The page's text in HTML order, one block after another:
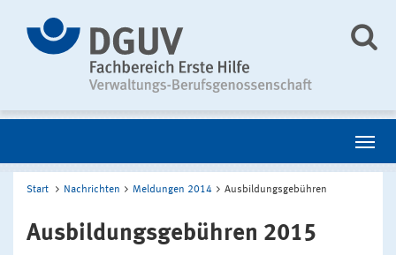
Start Nachrichten Meldungen 2014 Ausbildungsgebühren
Ausbildungsgebühren 2015